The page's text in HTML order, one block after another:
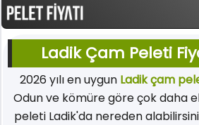
Ladik Çam Peleti
2026 yılı en uygun Ladik çam
Odun ve kömüre göre çok daha
peleti Ladik'da nereden